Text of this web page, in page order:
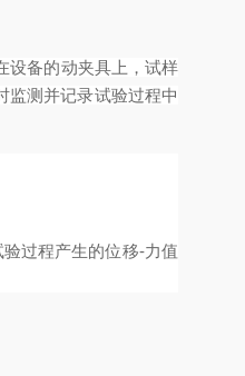
设备的动夹具上，试样
监测并记录试验过程中
过程产生的位移-力值